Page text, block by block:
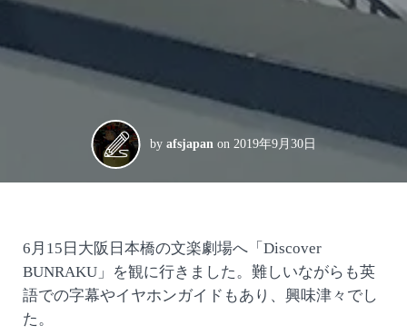
by afsjapan on 2019年9月30日
6月15日大阪日本橋の文楽劇場へ「Discover
BUNRAKU」を観に行きました。難しいながらも英
語での字幕やイヤホンガイドもあり、興味津々でし
た。